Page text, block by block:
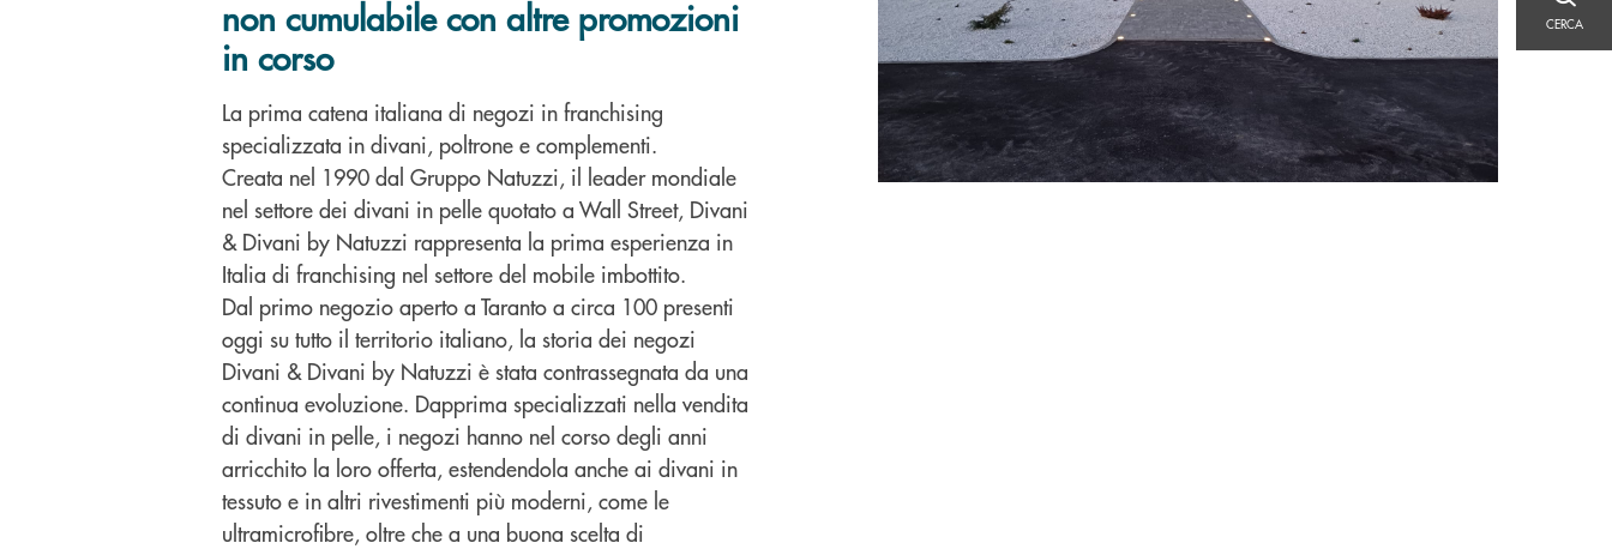
CERCA
CERCA
non cumulabile con altre promozioni
in corso
La prima catena italiana di negozi in franchising
specializzata in divani, poltrone e complementi.
Creata nel 1990 dal Gruppo Natuzzi, il leader mondiale
nel settore dei divani in pelle quotato a Wall Street, Divani
& Divani by Natuzzi rappresenta la prima esperienza in
Italia di franchising nel settore del mobile imbottito.
Dal primo negozio aperto a Taranto a circa 100 presenti
oggi su tutto il territorio italiano, la storia dei negozi
Divani & Divani by Natuzzi è stata contrassegnata da una
continua evoluzione. Dapprima specializzati nella vendita
di divani in pelle, i negozi hanno nel corso degli anni
arricchito la loro offerta, estendendola anche ai divani in
tessuto e in altri rivestimenti più moderni, come le
ultramicrofibre, oltre che a una buona scelta di